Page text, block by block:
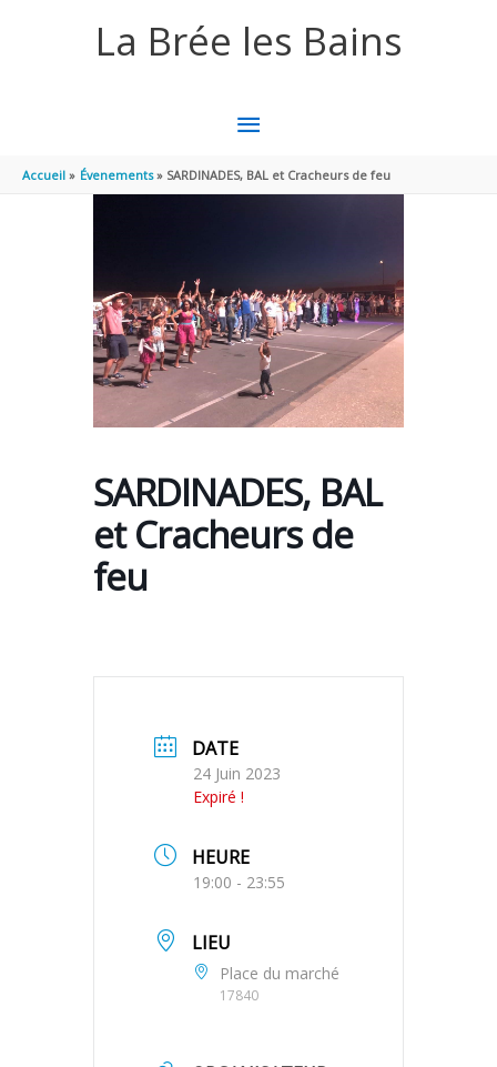
La Brée les Bains
MENU
PRINCIPAL
Accueil Évenements SARDINADES, BAL et Cracheurs de feu
SARDINADES, BAL
et Cracheurs de
feu
DATE
24 Juin 2023
Expiré !
HEURE
19:00 - 23:55
LIEU
Place du marché
17840